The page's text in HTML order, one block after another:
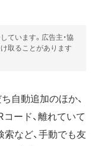
ています。広告主・協
取ることがあります
自動追加のほか、
ード、離れていて
索など、手動でも友